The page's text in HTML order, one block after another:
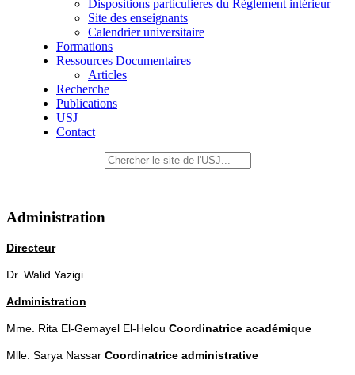
Dispositions particulières du Règlement intérieur
Site des enseignants
Calendrier universitaire
Formations
Ressources Documentaires
Articles
Recherche
Publications
USJ
Contact
Administration
Directeur
Dr. Walid Yazigi
Administration
Mme. Rita El-Gemayel El-Helou Coordinatrice académique
Mlle. Sarya Nassar Coordinatrice administrative